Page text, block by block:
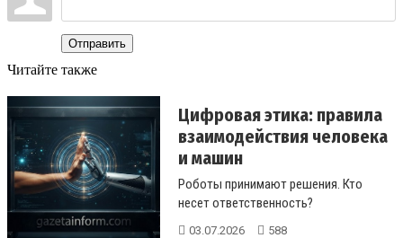
Отправить
Читайте также
Цифровая этика: правила
взаимодействия человека
и машин
Роботы принимают решения. Кто
несет ответственность?
Рассказываем о правилах цифровой
03.07.2026 588